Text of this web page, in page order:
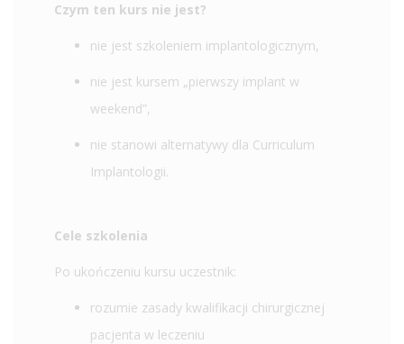
Czym ten kurs nie jest?
nie jest szkoleniem implantologicznym,
nie jest kursem „pierwszy implant w
weekend”,
nie stanowi alternatywy dla Curriculum
Implantologii.
Cele szkolenia
Po ukończeniu kursu uczestnik:
rozumie zasady kwalifikacji chirurgicznej
pacjenta w leczeniu